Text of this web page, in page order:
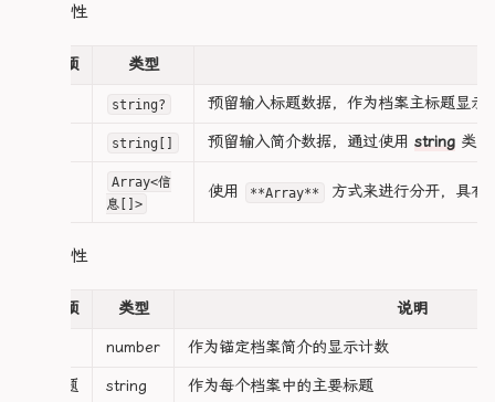
            :key="key"
          >
          </span>
      </div>
<!-- ==================== 右侧内容区
      <div class="right-info">
          <!-- 简介 -->
            <slot name="desc" />
          <!-- 标签 -->
          <Title title="标签" />
档案属性
配置项 类型
string? 预留输入标题数据，作为档案主标题显示
string[] 预留输入简介数据，通过使用 string类型
Array<信
息[]>
使用 **Array** 方式来进行分开，具有
信息属性
配置项 类型 说明
number 作为锚定档案简介的显示计数
主标题 string 作为每个档案中的主要标题